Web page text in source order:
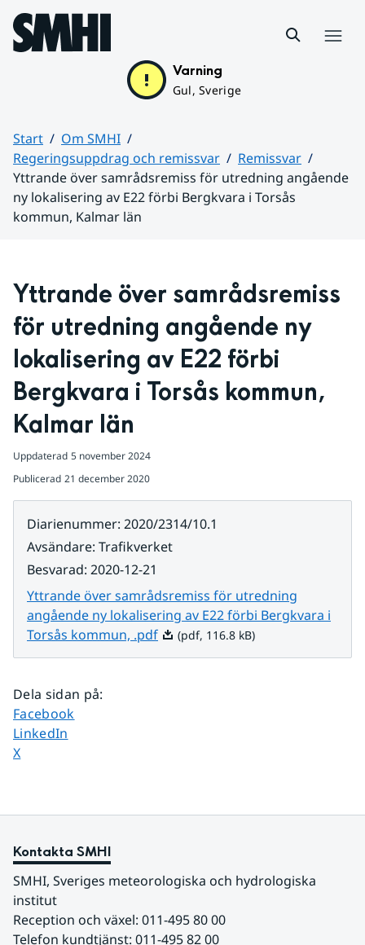
Hoppa till sidans innehåll
Varning
Gul, Sverige
Start
Om SMHI
Regeringsuppdrag och remissvar
Remissvar
Yttrande över samrådsremiss för utredning angående
ny lokalisering av E22 förbi Bergkvara i Torsås
kommun, Kalmar län
Yttrande över samrådsremiss
för utredning angående ny
lokalisering av E22 förbi
Bergkvara i Torsås kommun,
Kalmar län
Uppdaterad 5 november 2024
Publicerad 21 december 2020
Diarienummer: 2020/2314/10.1
Avsändare: Trafikverket
Besvarad: 2020-12-21
Yttrande över samrådsremiss för utredning
angående ny lokalisering av E22 förbi Bergkvara i
Torsås kommun, .pdfPdf, 116.8 kB.
(pdf, 116.8 kB)
Dela sidan på:
Dela sidan på
Facebook
Dela sidan på
LinkedIn
Dela sidan på
X
Kontakta SMHI
SMHI, Sveriges meteorologiska och hydrologiska
institut
Reception och växel: 011-495 80 00
Telefon kundtjänst: 011-495 82 00